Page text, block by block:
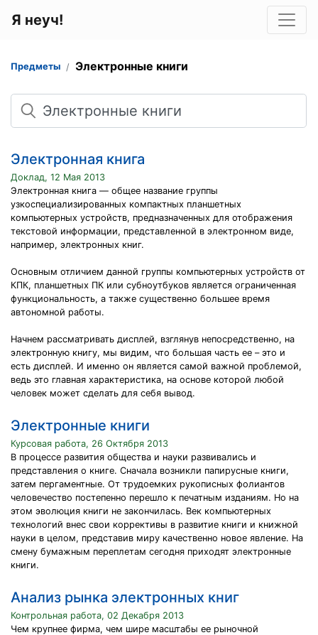
Я неуч!
Предметы Электронные книги
Поиск
Электронная книга
Доклад, 12 Мая 2013
Электронная книга — общее название группы
узкоспециализированных компактных планшетных
компьютерных устройств, предназначенных для отображения
текстовой информации, представленной в электронном виде,
например, электронных книг.
Основным отличием данной группы компьютерных устройств от
КПК, планшетных ПК или субноутбуков является ограниченная
функциональность, а также существенно большее время
автономной работы.
Начнем рассматривать дисплей, взглянув непосредственно, на
электронную книгу, мы видим, что большая часть ее – это и
есть дисплей. И именно он является самой важной проблемой,
ведь это главная характеристика, на основе которой любой
человек может сделать для себя вывод.
Электронные книги
Курсовая работа, 26 Октября 2013
В процессе развития общества и науки развивались и
представления о книге. Сначала возникли папирусные книги,
затем пергаментные. От трудоемких рукописных фолиантов
человечество постепенно перешло к печатным изданиям. Но на
этом эволюция книги не закончилась. Век компьютерных
технологий внес свои коррективы в развитие книги и книжной
науки в целом, представив миру качественно новое явление. На
смену бумажным переплетам сегодня приходят электронные
книги.
Анализ рынка электронных книг
Контрольная работа, 02 Декабря 2013
Чем крупнее фирма, чем шире масштабы ее рыночной